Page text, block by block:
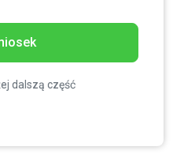
dalszą część